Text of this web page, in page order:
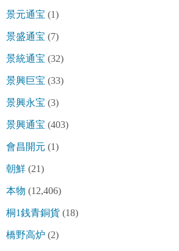
景元通宝 (1)
景盛通宝 (7)
景統通宝 (32)
景興巨宝 (33)
景興永宝 (3)
景興通宝 (403)
會昌開元 (1)
朝鮮 (21)
本物 (12,406)
桐1銭青銅貨 (18)
橋野高炉 (2)